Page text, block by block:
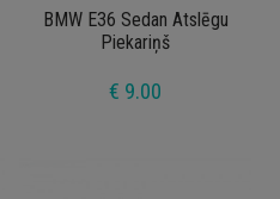
BMW E36 Sedan Atslēgu
Piekariņš
€ 9.00